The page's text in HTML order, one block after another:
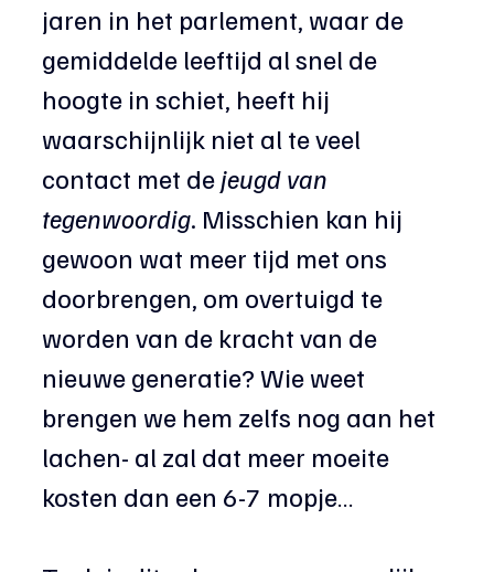
jaren in het parlement, waar de
gemiddelde leeftijd al snel de
hoogte in schiet, heeft hij
waarschijnlijk niet al te veel
contact met de jeugd van
tegenwoordig. Misschien kan hij
gewoon wat meer tijd met ons
doorbrengen, om overtuigd te
worden van de kracht van de
nieuwe generatie? Wie weet
brengen we hem zelfs nog aan het
lachen- al zal dat meer moeite
kosten dan een 6-7 mopje…